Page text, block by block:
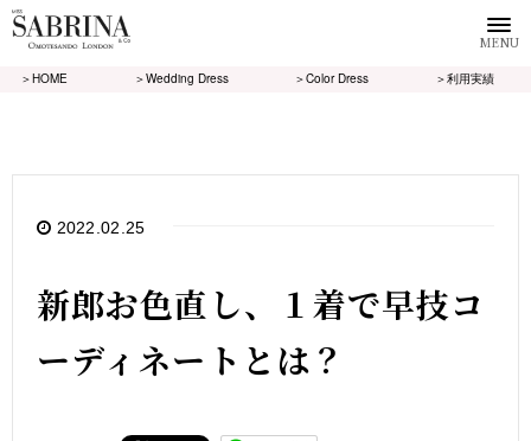
MENU
＞HOME ＞Wedding Dress ＞Color Dress ＞利用実績
2022.02.25
新郎お色直し、１着で早技コ
ーディネートとは？